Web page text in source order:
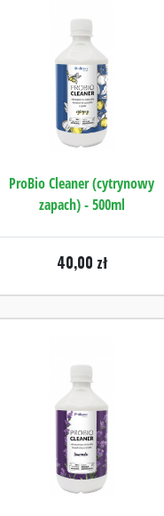
ProBio Cleaner (cytrynowy
zapach) - 500ml
40,00 zł